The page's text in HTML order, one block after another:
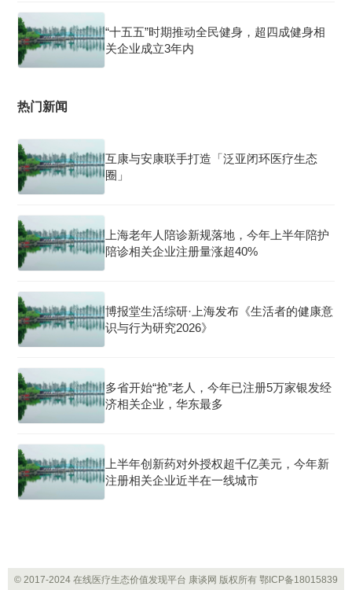
“十五五”时期推动全民健身，超四成健身相
关企业成立3年内
热门新闻
互康与安康联手打造「泛亚闭环医疗生态
圈」
上海老年人陪诊新规落地，今年上半年陪护
陪诊相关企业注册量涨超40%
博报堂生活综研·上海发布《生活者的健康意
识与行为研究2026》
多省开始“抢”老人，今年已注册5万家银发经
济相关企业，华东最多
上半年创新药对外授权超千亿美元，今年新
注册相关企业近半在一线城市
© 2017-2024 在线医疗生态价值发现平台 康谈网 版权所有 鄂ICP备18015839